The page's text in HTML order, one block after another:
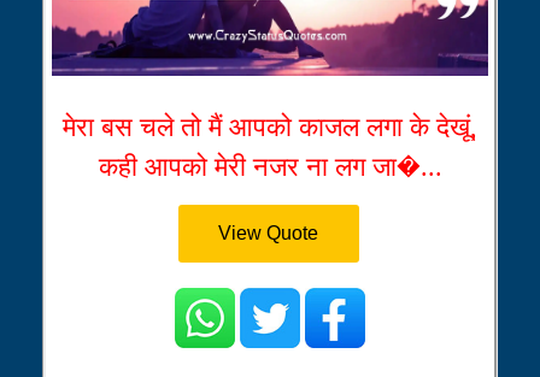
मेरा बस चले तो मैं आपको काजल लगा के देखूं,
कही आपको मेरी नजर ना लग जा�...
View Quote